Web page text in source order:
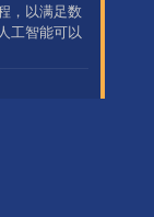
，以满足数
工智能可以